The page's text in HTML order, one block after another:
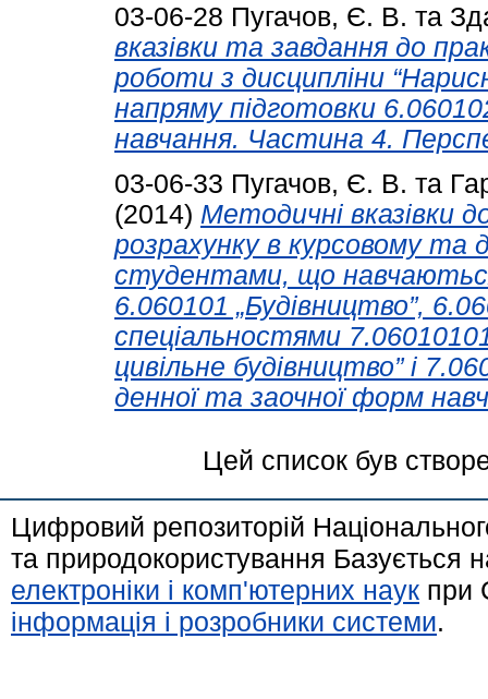
03-06-28 Пугачов, Є. В. та
вказівки та завдання до
роботи з дисципліни
напряму підготовки
навчання. Частина 4.
03-06-33 Пугачов, Є. В. та
(2014) Методичні вказівки
розрахунку в курсовому та
студентами, що
6.060101 „Будівництво”,
спеціальностями
цивільне будівництво” і
денної та заочної форм
Цей список був
Цифровий репозиторій
та природокористування Базується
електроніки і комп'ютерних наук при
інформація і розробники системи.